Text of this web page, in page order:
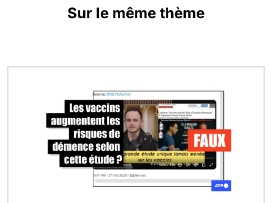
Sur le même thème